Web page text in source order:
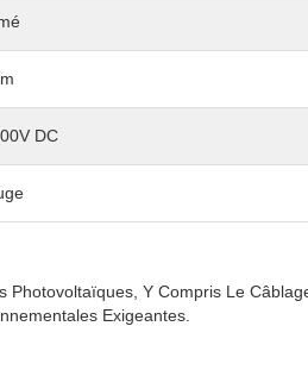
DC
Y Compris Le
Exigeantes.